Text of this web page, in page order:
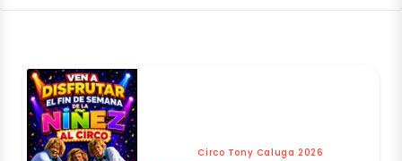
Circo Tony Caluga 2026